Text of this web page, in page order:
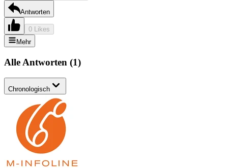
Antworten
0 Likes
Mehr
Alle Antworten (1)
Chronologisch